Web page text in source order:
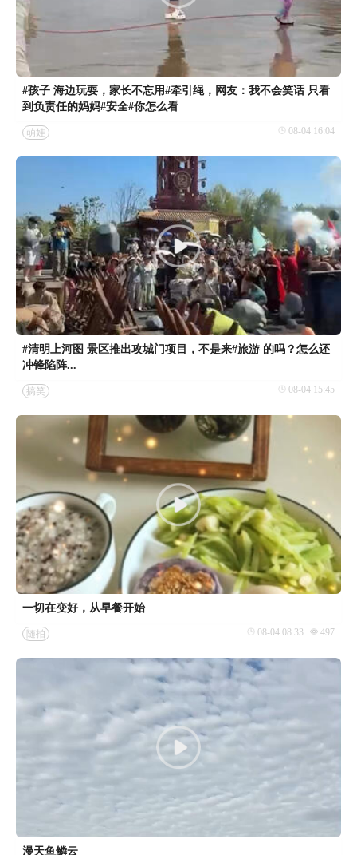
#孩子 海边玩耍，家长不忘用#牵引绳，网友：我不会笑话 只看
到负责任的妈妈#安全#你怎么看
萌娃 08-04 16:04
#清明上河图 景区推出攻城门项目，不是来#旅游 的吗？怎么还
冲锋陷阵...
搞笑 08-04 15:45
一切在变好，从早餐开始
随拍 08-04 08:33 497
漫天鱼鳞云